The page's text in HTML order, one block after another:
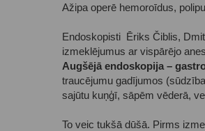
Ažipa operē hemoroīdus,
Endoskopisti Ēriks Čiblis,
izmeklējumus ar vispārējo
Augšējā endoskopija –
traucējumu gadījumos
sajūtu kuņģī, sāpēm vēderā,
To veic tukšā dūšā. Pirms